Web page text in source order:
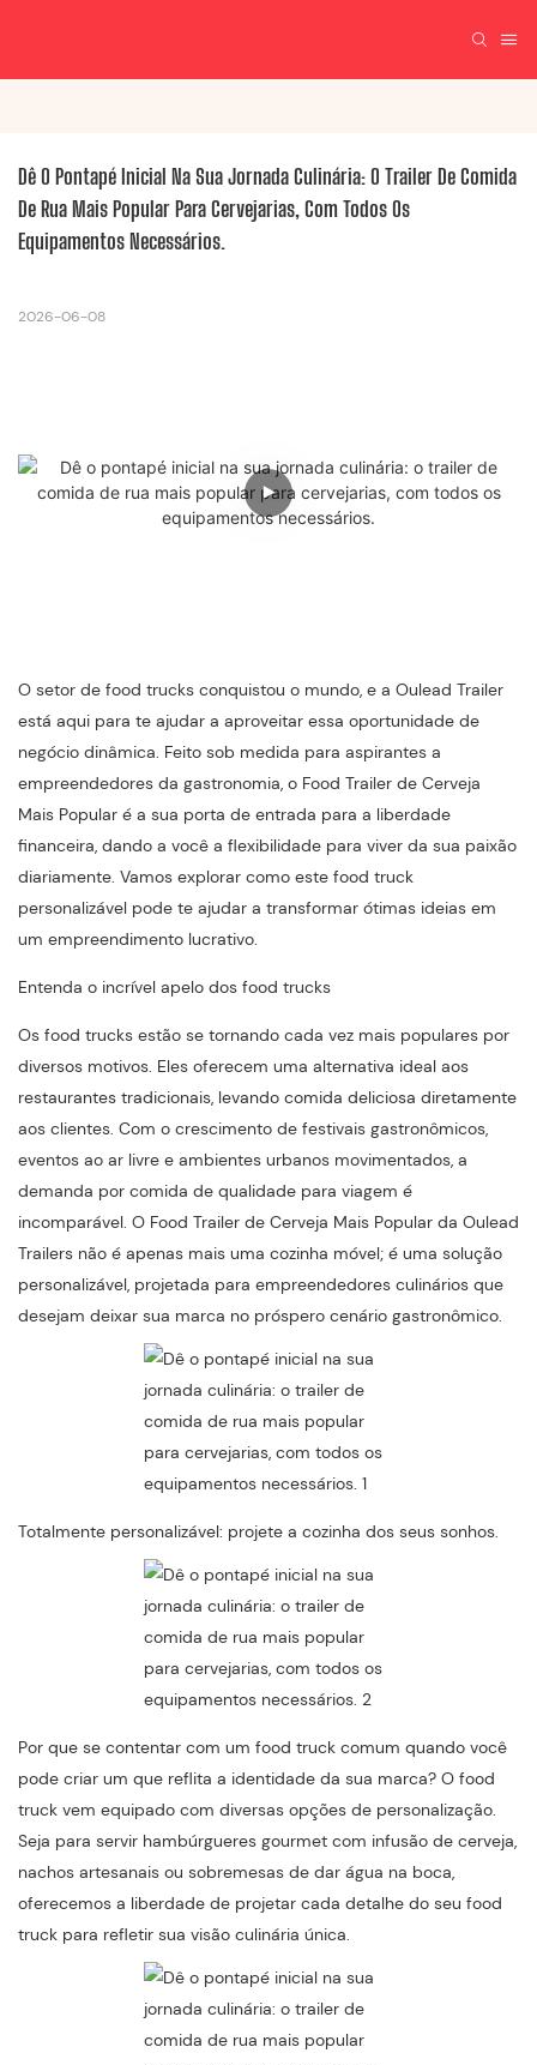
Dê O Pontapé Inicial Na Sua Jornada Culinária: O Trailer De Comida
De Rua Mais Popular Para Cervejarias, Com Todos Os
Equipamentos Necessários.
2026-06-08
O setor de food trucks conquistou o mundo, e a Oulead Trailer
está aqui para te ajudar a aproveitar essa oportunidade de
negócio dinâmica. Feito sob medida para aspirantes a
empreendedores da gastronomia, o Food Trailer de Cerveja
Mais Popular é a sua porta de entrada para a liberdade
financeira, dando a você a flexibilidade para viver da sua paixão
diariamente. Vamos explorar como este food truck
personalizável pode te ajudar a transformar ótimas ideias em
um empreendimento lucrativo.
Entenda o incrível apelo dos food trucks
Os food trucks estão se tornando cada vez mais populares por
diversos motivos. Eles oferecem uma alternativa ideal aos
restaurantes tradicionais, levando comida deliciosa diretamente
aos clientes. Com o crescimento de festivais gastronômicos,
eventos ao ar livre e ambientes urbanos movimentados, a
demanda por comida de qualidade para viagem é
incomparável. O Food Trailer de Cerveja Mais Popular da Oulead
Trailers não é apenas mais uma cozinha móvel; é uma solução
personalizável, projetada para empreendedores culinários que
desejam deixar sua marca no próspero cenário gastronômico.
Totalmente personalizável: projete a cozinha dos seus sonhos.
Por que se contentar com um food truck comum quando você
pode criar um que reflita a identidade da sua marca? O food
truck vem equipado com diversas opções de personalização.
Seja para servir hambúrgueres gourmet com infusão de cerveja,
nachos artesanais ou sobremesas de dar água na boca,
oferecemos a liberdade de projetar cada detalhe do seu food
truck para refletir sua visão culinária única.